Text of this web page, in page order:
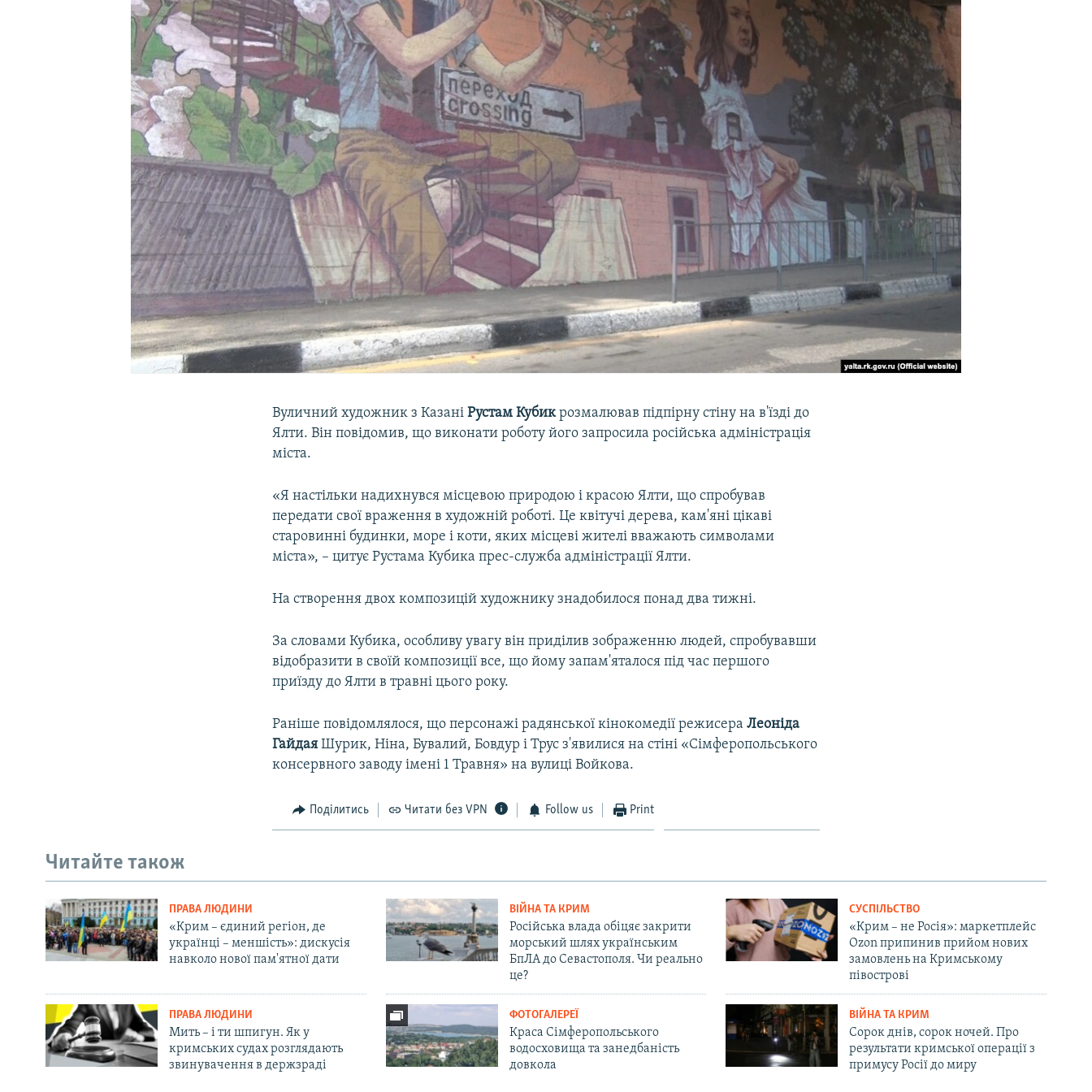
УКРАЇНСЬКА ПРОБЛЕМА КРИМУ
Вуличний художник з КазаніРустам Кубикрозмалював підпірну стіну на в'їзді до
Ялти. Він повідомив, що виконати роботу його запросила російська адміністрація
міста.
«Я настільки надихнувся місцевою природою і красою Ялти, що спробував
передати свої враження в художній роботі. Це квітучі дерева, кам'яні цікаві
старовинні будинки, море і коти, яких місцеві жителі вважають символами
міста», – цитує Рустама Кубика прес-служба адміністрації Ялти.
На створення двох композицій художнику знадобилося понад два тижні.
За словами Кубика, особливу увагу він приділив зображенню людей, спробувавши
відобразити в своїй композиції все, що йому запам'яталося під час першого
приїзду до Ялти в травні цього року.
Раніше повідомлялося, що персонажі радянської кінокомедії режисераЛеоніда
ГайдаяШурик, Ніна, Бувалий, Бовдур і Трус з'явилися на стіні «Сімферопольського
консервного заводу імені 1 Травня» на вулиці Войкова.
Поділитись Читати без VPN Follow us Print
Читайте також
ПРАВА ЛЮДИНИ
«Крим – єдиний регіон, де
українці – меншість»: дискусія
навколо нової пам'ятної дати
ВІЙНА ТА КРИМ
Російська влада обіцяє закрити
морський шлях українським
БпЛА до Севастополя. Чи реально
це?
СУСПІЛЬСТВО
«Крим – не Росія»: маркетплейс
Ozon припинив прийом нових
замовлень на Кримському
півострові
ПРАВА ЛЮДИНИ
Мить – і ти шпигун. Як у
кримських судах розглядають
звинувачення в держзраді
ФОТОГАЛЕРЕЇ
Краса Сімферопольського
водосховища та занедбаність
довкола
ВІЙНА ТА КРИМ
Сорок днів, сорок ночей. Про
результати кримської операції з
примусу Росії до миру